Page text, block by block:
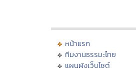
หน้าแรก
ทีมงานธรรมะไทย
แผนผังเว็บไซต์